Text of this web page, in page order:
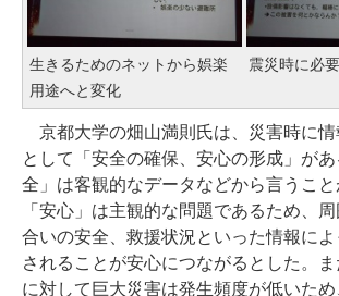
生きるためのネットから娯楽
用途へと変化
震災時に必
京都大学の畑山満則氏は、災害時に情
として「安全の確保、安心の形成」が
全」は客観的なデータなどから言うこと
「安心」は主観的な問題であるため、
合いの安全、救援状況といった情報に
されることが安心につながるとした。
に対して巨大災害は発生頻度が低いた